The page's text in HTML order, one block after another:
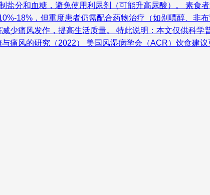
分和血糖，避免使用利尿剂（可能升高尿酸）。 素食
18%，但重度患者仍需配合药物治疗（如别嘌醇、非
少痛风发作，提高生活质量。 特此说明：本文仅供科学
痛风的研究（2022） 美国风湿病学会（ACR）饮食建议